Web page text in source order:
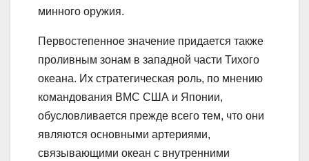
минного оружия.
Первостепенное значение придается также
проливным зонам в западной части Тихого
океана. Их стратегическая роль, по мнению
командования ВМС США и Японии,
обусловливается прежде всего тем, что они
являются основными артериями,
связывающими океан с внутренними